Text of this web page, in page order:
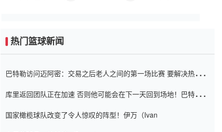
热门篮球新闻
巴特勒访问迈阿密：交易之后老人之间的第一场比赛 要解决热情的
库里返回团队正在加速 否则他可能会在下一天回到场地！巴特勒迈
国家橄榄球队改变了令人惊叹的阵型！伊万（Ivan